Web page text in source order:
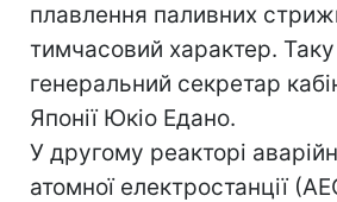
плавлення паливних
тимчасовий характер.
генеральний секретар
Японії Юкіо Едано.
У другому реакторі
атомної електростанції